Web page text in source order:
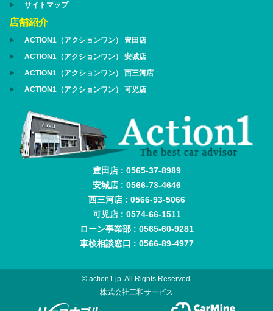
サイトマップ
店舗紹介
ACTION1（アクションワン） 豊田店
ACTION1（アクションワン） 安城店
ACTION1（アクションワン） 西三河店
ACTION1（アクションワン） 可児店
豊田店 : 0565-37-8989
安城店 : 0566-73-4646
西三河店 : 0566-93-5066
可児店 : 0574-66-1511
ローン事業部 : 0565-60-9281
車検相談窓口 : 0566-89-4977
© action1.jp. All Rights Reserved.
株式会社三和サービス